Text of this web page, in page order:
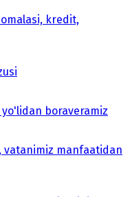
kredit,
boraveramiz
vatanimiz manfaatidan